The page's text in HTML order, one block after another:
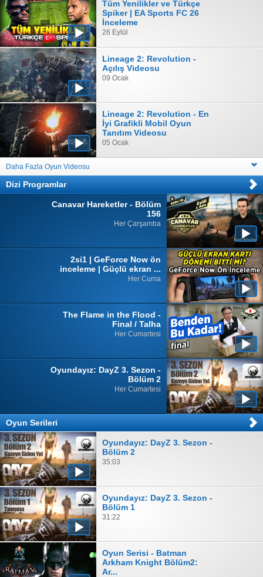
Tüm Yenilikler ve Türkçe
Spiker | EA Sports FC 26
İnceleme
26 Eylül
Lineage 2: Revolution -
Açılış Videosu
09 Ocak
Lineage 2: Revolution - En
İyi Grafikli Mobil Oyun
Tanıtım Videosu
05 Ocak
Daha Fazla Oyun Videosu
Dizi Programlar
Canavar Hareketler - Bölüm
156
Her Çarşamba
2si1 | GeForce Now ön
inceleme | Güçlü ekran ...
Her Cuma
The Flame in the Flood -
Final / Talha
Her Cumartesi
Oyundayız: DayZ 3. Sezon -
Bölüm 2
Her Cumartesi
Oyun Serileri
Oyundayız: DayZ 3. Sezon -
Bölüm 2
35:03
Oyundayız: DayZ 3. Sezon -
Bölüm 1
31:22
Oyun Serisi - Batman
Arkham Knight Bölüm2:
Ar...